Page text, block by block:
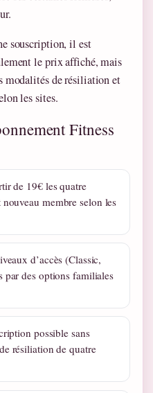
souscription, il est
le prix affiché, mais
modalités de résiliation et
les sites.
Fitness
de 19€ les quatre
membre selon les
d’accès (Classic,
par des options familiales
possible sans
résiliation de quatre